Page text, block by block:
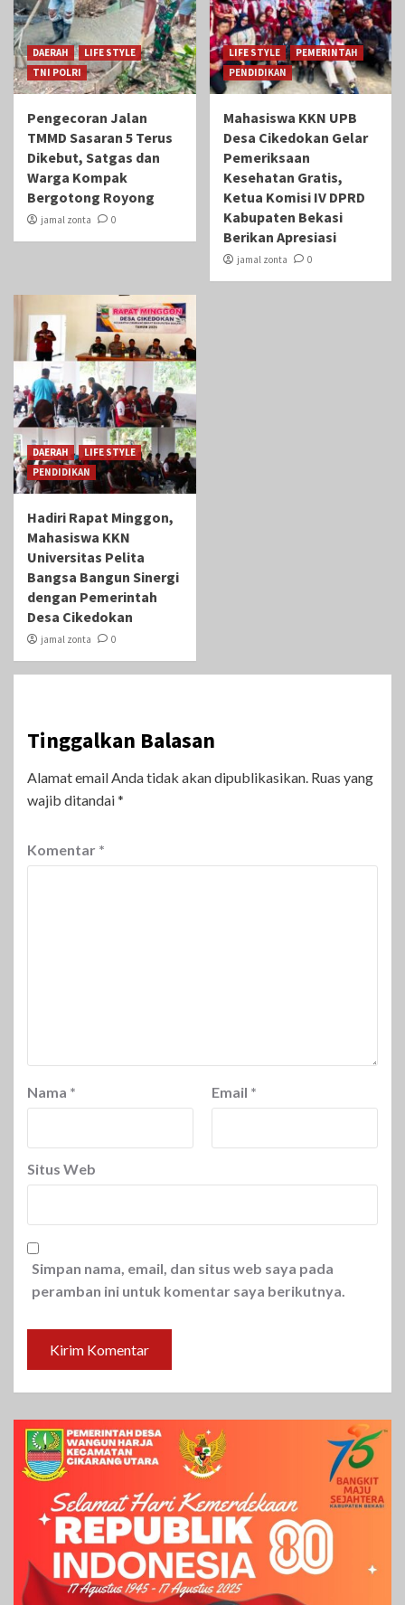
DAERAH
LIFE STYLE
TNI POLRI
Pengecoran Jalan
TMMD Sasaran 5 Terus
Dikebut, Satgas dan
Warga Kompak
Bergotong Royong
jamal zonta 0
LIFE STYLE
PEMERINTAH
PENDIDIKAN
Mahasiswa KKN UPB
Desa Cikedokan Gelar
Pemeriksaan
Kesehatan Gratis,
Ketua Komisi IV DPRD
Kabupaten Bekasi
Berikan Apresiasi
jamal zonta 0
DAERAH
LIFE STYLE
PENDIDIKAN
Hadiri Rapat Minggon,
Mahasiswa KKN
Universitas Pelita
Bangsa Bangun Sinergi
dengan Pemerintah
Desa Cikedokan
jamal zonta 0
Tinggalkan Balasan
Alamat email Anda tidak akan dipublikasikan. Ruas yang
wajib ditandai*
Komentar *
Nama * Email *
Situs Web
Simpan nama, email, dan situs web saya pada
peramban ini untuk komentar saya berikutnya.